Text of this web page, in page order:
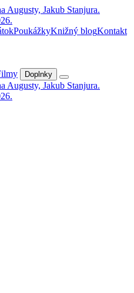
PoukážkyKnižný blogKontakt
Doplnky